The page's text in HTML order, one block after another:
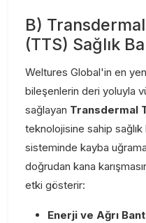
B)
(TTS) Sağlık
Weltures Global'in en
bileşenlerin deri yoluyla
sağlayan Transdermal
teknolojisine sahip sağlık
sisteminde kayba
doğrudan kana
etki gösterir:
Enerji ve Ağrı